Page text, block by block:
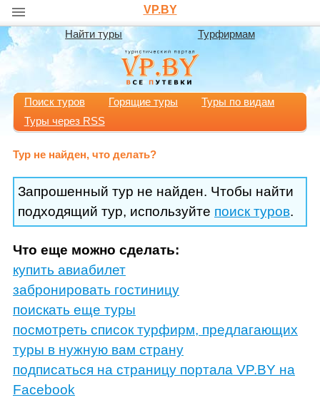
VP.BY
Найти туры Турфирмам
Поиск туров Горящие туры
Туры по видам
Туры через RSS
Тур не найден, что делать?
Запрошенный тур не найден. Чтобы найти
подходящий тур, используйте поиск туров.
Что еще можно сделать:
купить авиабилет
забронировать гостиницу
поискать еще туры
посмотреть список турфирм, предлагающих
туры в нужную вам страну
подписаться на страницу портала VP.BY на
Facebook